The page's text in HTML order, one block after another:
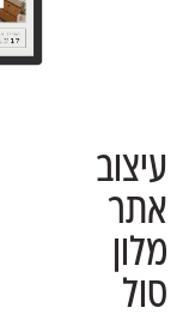
עיצוב
אתר
מלון
סול